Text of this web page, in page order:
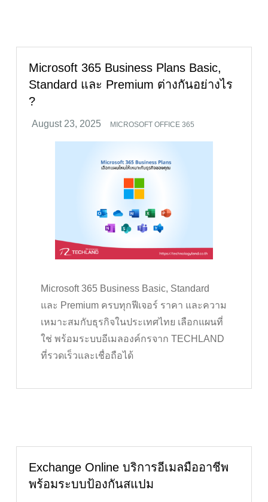
Microsoft 365 Business Plans Basic,
Standard และ Premium ต่างกันอย่างไร
?
MICROSOFT OFFICE 365
Microsoft 365 Business Basic, Standard
และ Premium ครบทุกฟีเจอร์ ราคา และความ
เหมาะสมกับธุรกิจในประเทศไทย เลือกแผนที่
ใช่ พร้อมระบบอีเมลองค์กรจาก TECHLAND
ที่รวดเร็วและเชื่อถือได้
Exchange Online บริการอีเมลมืออาชีพ
พร้อมระบบป้องกันสแปม